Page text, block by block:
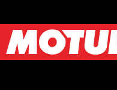
contenido
principal